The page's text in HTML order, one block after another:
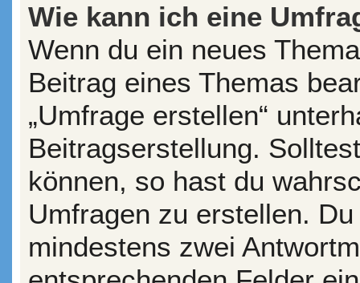
Wie kann ich eine
Wenn du ein neues
Beitrag eines Themas
„Umfrage erstellen“
Beitragserstellung.
können, so hast du
Umfragen zu erstellen.
mindestens zwei